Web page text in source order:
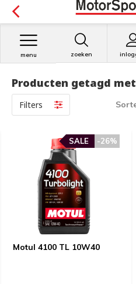
zoeken
menu
Producten getagd
Filters
Motul 4100 TL 10W40
-26%
SALE -26%
SALE